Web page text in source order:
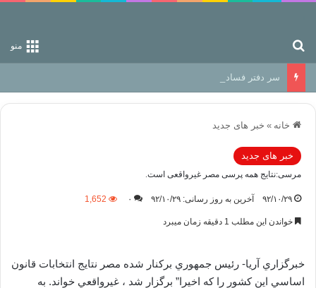
منو
سر دفتر فساد در زمین‌، دوری وکناره‌گیری از راه خداست‌!
خانه » خبر های جدید
خبر های جدید
مرسی:نتایج همه پرسی مصر غیرواقعی است.
۹۲/۱۰/۲۹ آخرین به روز رسانی: ۹۲/۱۰/۲۹ ۰ 1,652
خواندن این مطلب 1 دقیقه زمان میبرد
خبرگزاري آريا- رئيس جمهوري برکنار شده مصر نتايج انتخابات قانون
اساسي اين کشور را که اخيرا” برگزار شد ، غيرواقعي خواند. به